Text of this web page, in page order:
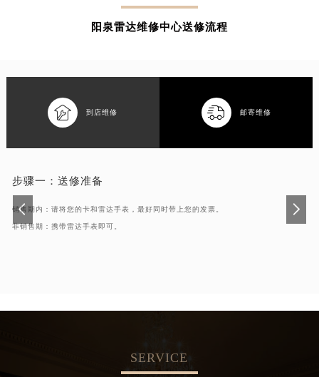
阳泉雷达维修中心送修流程
 到店维修  邮寄维修
步骤一： 送修准备
销售期内：请将您的卡和雷达手表，最好同时带上您的发票。
非销售期：携带雷达手表即可。
SERVICE